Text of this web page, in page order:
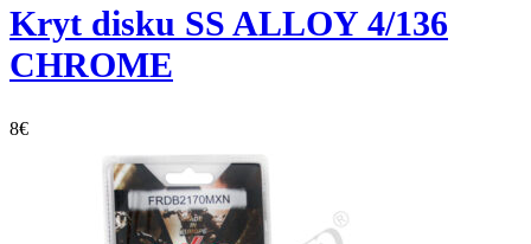
Kryt disku SS ALLOY 4/136
CHROME
8€